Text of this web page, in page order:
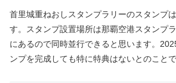
首里城重ねおしスタンプラリーのスタンプ
す。スタンプ設置場所は那覇空港スタンプ
にあるので同時並行できると思います。
ンプを完成しても特に特典はないとのことで